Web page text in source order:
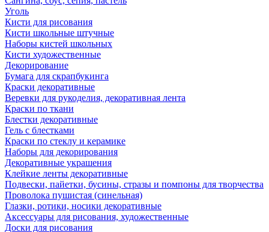
Уголь
Кисти для рисования
Кисти школьные штучные
Наборы кистей школьных
Кисти художественные
Декорирование
Бумага для скрапбукинга
Краски декоративные
Веревки для рукоделия, декоративная лента
Краски по ткани
Блестки декоративные
Гель с блестками
Краски по стеклу и керамике
Наборы для декорирования
Декоративные украшения
Клейкие ленты декоративные
Подвески, пайетки, бусины, стразы и помпоны для творчества
Проволока пушистая (синельная)
Глазки, ротики, носики декоративные
Аксессуары для рисования, художественные
Доски для рисования